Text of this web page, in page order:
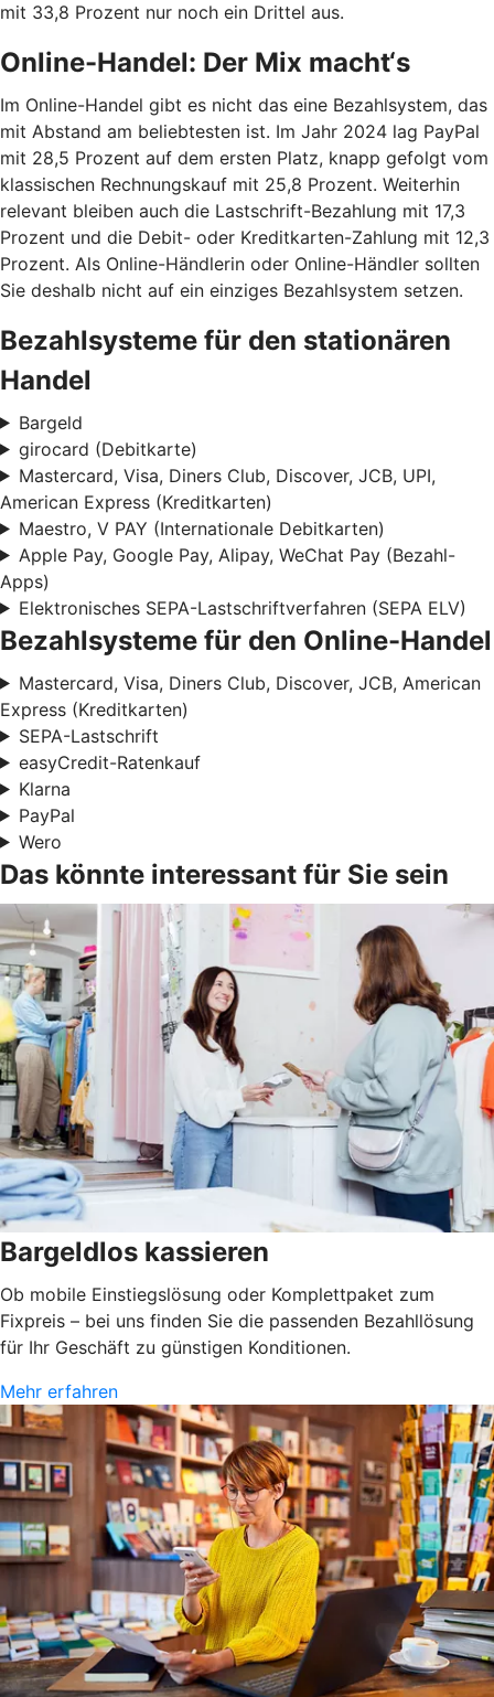
mit 33,8 Prozent nur noch ein Drittel aus.
Online-Handel: Der Mix macht‘s
Im Online-Handel gibt es nicht das eine Bezahlsystem, das
mit Abstand am beliebtesten ist. Im Jahr 2024 lag PayPal
mit 28,5 Prozent auf dem ersten Platz, knapp gefolgt vom
klassischen Rechnungskauf mit 25,8 Prozent. Weiterhin
relevant bleiben auch die Lastschrift-Bezahlung mit 17,3
Prozent und die Debit- oder Kreditkarten-Zahlung mit 12,3
Prozent. Als Online-Händlerin oder Online-Händler sollten
Sie deshalb nicht auf ein einziges Bezahlsystem setzen.
Bezahlsysteme für den stationären
Handel
Bargeld
girocard (Debitkarte)
Mastercard, Visa, Diners Club, Discover, JCB, UPI,
American Express (Kreditkarten)
Maestro, V PAY (Internationale Debitkarten)
Apple Pay, Google Pay, Alipay, WeChat Pay (Bezahl-
Apps)
Elektronisches SEPA-Lastschriftverfahren (SEPA ELV)
Bezahlsysteme für den Online-Handel
Mastercard, Visa, Diners Club, Discover, JCB, American
Express (Kreditkarten)
SEPA-Lastschrift
easyCredit-Ratenkauf
Klarna
PayPal
Wero
Das könnte interessant für Sie sein
Bargeldlos kassieren
Ob mobile Einstiegslösung oder Komplettpaket zum
Fixpreis – bei uns finden Sie die passenden Bezahllösung
für Ihr Geschäft zu günstigen Konditionen.
Mehr erfahren